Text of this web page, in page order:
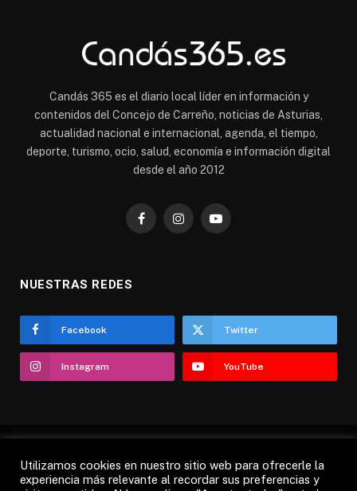
Candás 365 es el diario local líder en información y
contenidos del Concejo de Carreño, noticias de Asturias,
actualidad nacional e internacional, agenda, el tiempo,
deporte, turismo, ocio, salud, economía e información digital
desde el año 2012
FacebookInstagramYouTube
NUESTRAS REDES
Facebook Twitter
Instagram YouTube
AVISO LEGAL POLÍTICA DE COOKIES
Utilizamos cookies en nuestro sitio web para ofrecerle la
experiencia más relevante al recordar sus preferencias y